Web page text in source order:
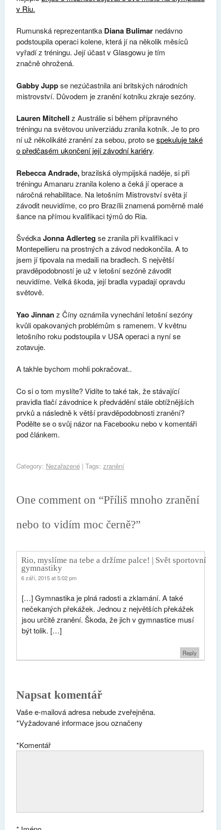
v Riu.
Rumunská reprezentantkaDiana Bulimarnedávno
podstoupila operaci kolene, která jí na několik měsíců
vyřadí z tréningu. Její účast v Glasgowu je tím
značně ohrožená.
Gabby Juppse nezúčastnila ani britských národních
mistrovství. Důvodem je zranění kotníku zkraje sezóny.
Lauren Mitchell z Austrálie si během přípravného
tréningu na světovou univerziádu zranila kotník. Je to pro
ní už několikáté zranění za sebou, proto sespekuluje také
o předčasém ukončení její závodní kariéry.
Rebecca Andrade,brazilská olympijská naděje, si při
tréningu Amanaru zranila koleno a čeká jí operace a
náročná rehabilitace. Na letošním Mistrovství světa jí
závodit neuvidíme, co pro Brazílii znamená poměrně malé
šance na přímou kvalifikaci týmů do Ria.
ŠvédkaJonna Adlertegse zranila při kvalifikaci v
Montepellieru na prostných a závod nedokončila. A to
jsem jí tipovala na medaili na bradlech. S největší
pravděpodobností je už v letošní sezóně závodit
neuvidíme. Velká škoda, její bradla vypadají opravdu
světově.
Yao Jinnanz Číny oznámila vynechání letošní sezóny
kvůli opakovaných problémům s ramenem. V květnu
letošního roku podstoupila v USA operaci a nyní se
zotavuje.
A takhle bychom mohli pokračovat..
Co si o tom myslíte? Vidíte to také tak, že stávající
pravidla tlačí závodnice k předvádění stále obtížnějších
prvků a následně k větší pravděpodobnosti zranění?
Podělte se o svůj názor na Facebooku nebo v komentáři
pod článkem.
Category: Nezařazené| Tags: zranění
One comment on “Příliš mnoho zranění
nebo to vidím moc černě?”
Rio, myslíme na tebe a držíme palce! | Svět sportovní
gymnastiky
6 září, 2015 at 5:02 pm
[…] Gymnastika je plná radosti a zklamání. A také
nečekaných překážek. Jednou z největších překážek
jsou určitě zranění. Škoda, že jich v gymnastice musí
být tolik. […]
Reply
Napsat komentář
Vaše e-mailová adresa nebude zveřejněna.
Vyžadované informace jsou označeny
*
Komentář
*